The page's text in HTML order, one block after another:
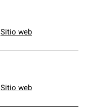
Sitio web
Sitio web